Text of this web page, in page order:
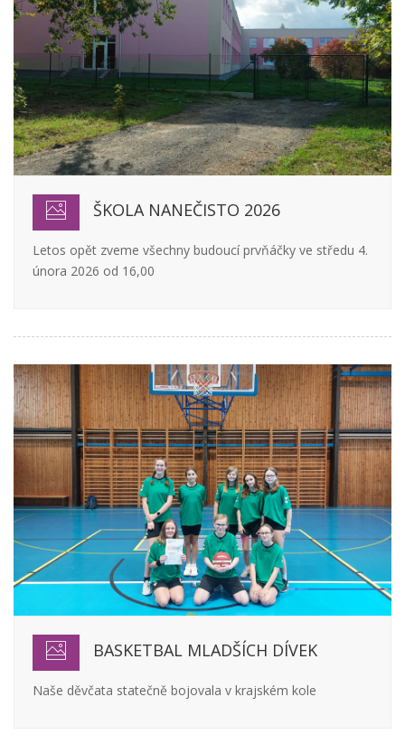
ŠKOLA NANEČISTO 2026
Letos opět zveme všechny budoucí prvňáčky ve středu 4.
února 2026 od 16,00
BASKETBAL MLADŠÍCH DÍVEK
Naše děvčata statečně bojovala v krajském kole